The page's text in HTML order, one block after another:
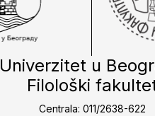
Univerzitet u
Filološki
Centrala: 011/2638-622